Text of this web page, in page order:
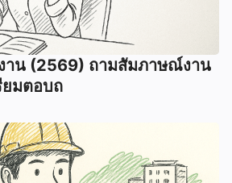
าน (2569) ถามสัมภาษณ์งาน
มตอบถ